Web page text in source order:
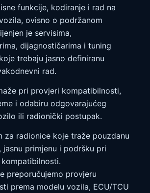
funkcije, kodiranje i rad na
ovisno o podržanom
je servisima,
dijagnostičarima i tuning
trebaju jasno definiranu
rad.
pri provjeri kompatibilnosti,
i odabiru odgovarajućeg
ili radionički postupak.
za radionice koje traže pouzdanu
jasnu primjenu i podršku pri
preporučujemo provjeru
prema modelu vozila, ECU/TCU